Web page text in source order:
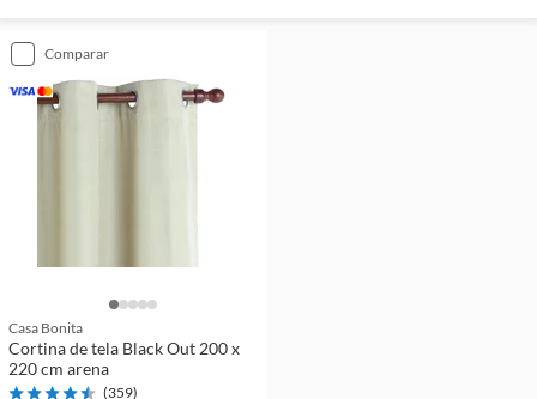
comparar
Casa Bonita
Cortina de tela Black Out 200 x
220 cm arena
(359)